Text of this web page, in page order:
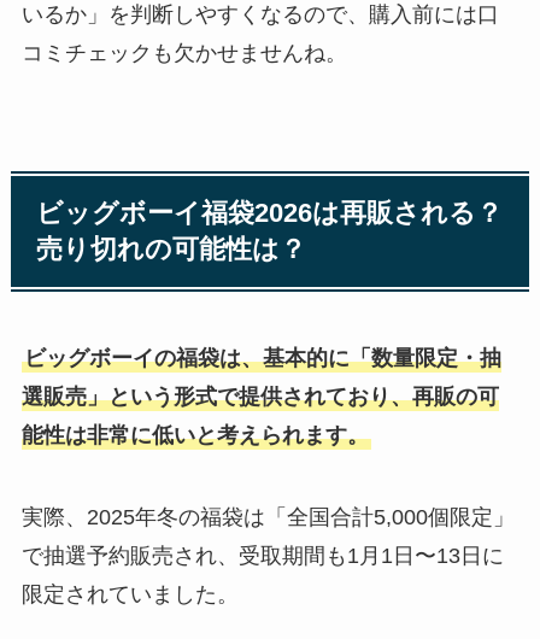
いるか」を判断しやすくなるので、購入前には口
コミチェックも欠かせませんね。
ビッグボーイ福袋2026は再販される？
売り切れの可能性は？
ビッグボーイの福袋は、基本的に「数量限定・抽
選販売」という形式で提供されており、再販の可
能性は非常に低いと考えられます。
実際、2025年冬の福袋は「全国合計5,000個限定」
で抽選予約販売され、受取期間も1月1日〜13日に
限定されていました。